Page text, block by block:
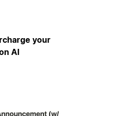
your
AI